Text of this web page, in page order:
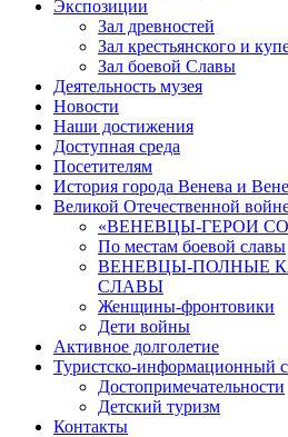
Экспозиции
Зал древностей
Зал крестьянского и
Зал боевой Славы
Деятельность музея
Новости
Наши достижения
Доступная среда
Посетителям
История города Венева и
Великой Отечественной
«ВЕНЕВЦЫ-ГЕРОИ
По местам боевой славы
ВЕНЕВЦЫ-ПОЛНЫЕ
СЛАВЫ
Женщины-фронтовики
Дети войны
Активное долголетие
Туристско-информационный
Достопримечательности
Детский туризм
Контакты